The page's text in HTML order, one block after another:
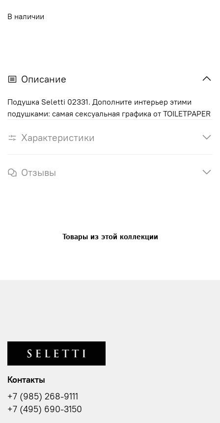
В наличии
Описание
Подушка Seletti 02331. Дополните интерьер этими
подушками: самая сексуальная графика от TOILETPAPER
Характеристики
Отзывы
Товары из этой коллекции
Контакты
+7 (985) 268-9111
+7 (495) 690-3150